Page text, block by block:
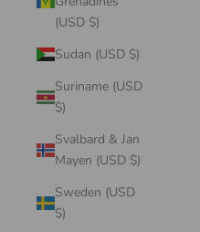
(USD $)
Sudan (USD $)
Suriname (USD
$)
Svalbard & Jan
Mayen (USD $)
Sweden (USD
$)